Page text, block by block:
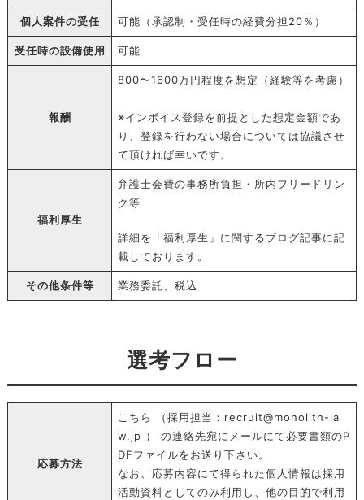
個人案件の受任 可能（承認制・受任時の経費分担20％）
受任時の設備使用 可能
報酬
800〜1600万円程度を想定（経験等を考慮）
※インボイス登録を前提とした想定金額であ
り、登録を行わない場合については協議させ
て頂ければ幸いです。
福利厚生
弁護士会費の事務所負担・所内フリードリン
ク等
詳細を 「福利厚生」に関するブログ記事に記
載しております。
その他条件等 業務委託、税込
選考フロー
応募方法
こちら （採用担当： recruit@monolith-la
w.jp ） の連絡先宛にメールにて必要書類のP
DFファイルをお送り下さい。
なお、応募内容にて得られた個人情報は採用
活動資料としてのみ利用し、他の目的で利用